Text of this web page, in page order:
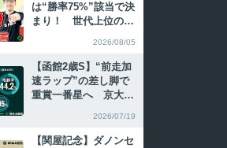
は“勝率75%”該当で決
まり！ 世代上位の能
2026/08/05
【函館2歳S】“前走加
速ラップ”の差し脚で
重賞一番星へ 京大競
2026/07/19
【関屋記念】ダノンセ